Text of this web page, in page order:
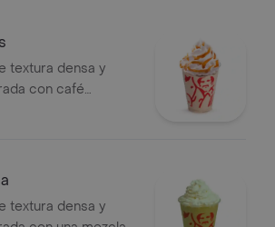
textura densa y
con café
whisky, arequipe,
textura densa y